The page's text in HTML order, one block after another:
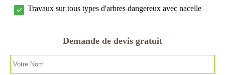
Travaux sur tous types d'arbres dangereux avec nacelle
Demande de devis gratuit